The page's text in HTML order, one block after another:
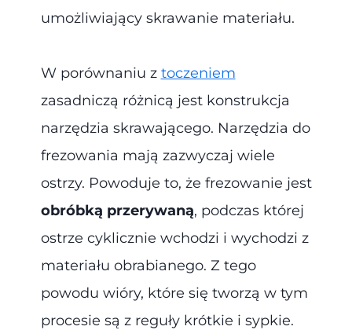
umożliwiający skrawanie materiału.
W porównaniu z toczeniem
zasadniczą różnicą jest konstrukcja
narzędzia skrawającego. Narzędzia do
frezowania mają zazwyczaj wiele
ostrzy. Powoduje to, że frezowanie jest
obróbką przerywaną, podczas której
ostrze cyklicznie wchodzi i wychodzi z
materiału obrabianego. Z tego
powodu wióry, które się tworzą w tym
procesie są z reguły krótkie i sypkie.